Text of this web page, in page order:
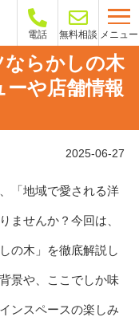
電話 無料相談 メニュー
ならかしの木
や店舗情報
2025-06-27
「地域で愛される洋
ませんか？今回は、
の木」を徹底解説し
景や、ここでしか味
ンスペースの楽しみ